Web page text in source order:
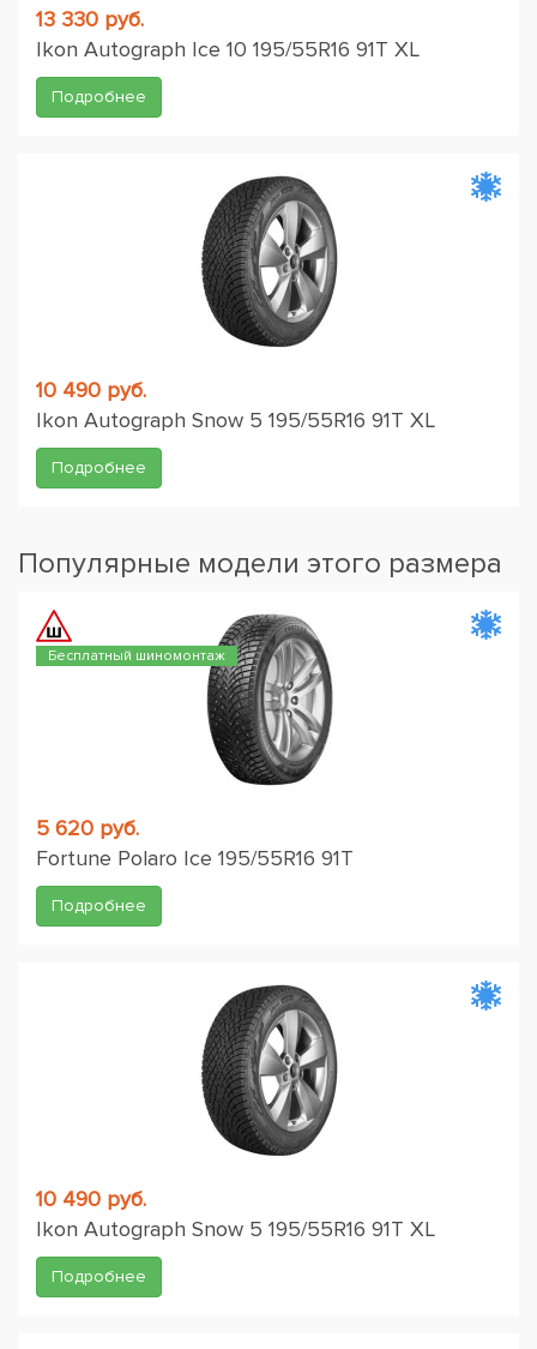
13 330 руб.
Ikon Autograph Ice 10 195/55R16 91T XL
Подробнее
10 490 руб.
Ikon Autograph Snow 5 195/55R16 91T XL
Подробнее
Популярные модели этого размера
Бесплатный шиномонтаж
5 620 руб.
Fortune Polaro Ice 195/55R16 91T
Подробнее
10 490 руб.
Ikon Autograph Snow 5 195/55R16 91T XL
Подробнее